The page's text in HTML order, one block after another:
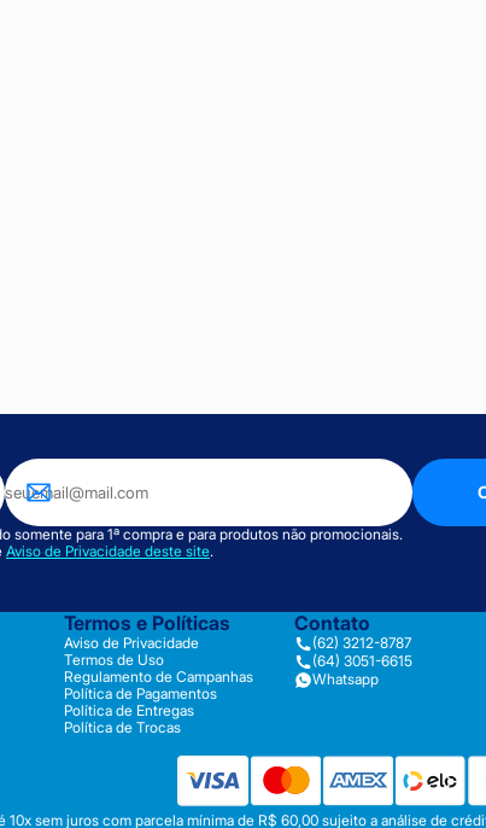
para 1ª compra e para produtos não promocionais.
Aviso de Privacidade deste site.
Termos e Políticas
Aviso de Privacidade
Termos de Uso
Regulamento de Campanhas
Política de Pagamentos
Política de Entregas
Política de Trocas
Contato
(62) 3212-8787
(64) 3051-6615
Whatsapp
sem juros com parcela mínima de R$ 60,00 sujeito a análise de